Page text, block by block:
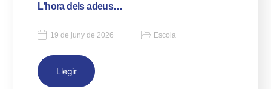
L’hora dels adeus…
19 de juny de 2026 Escola
Llegir